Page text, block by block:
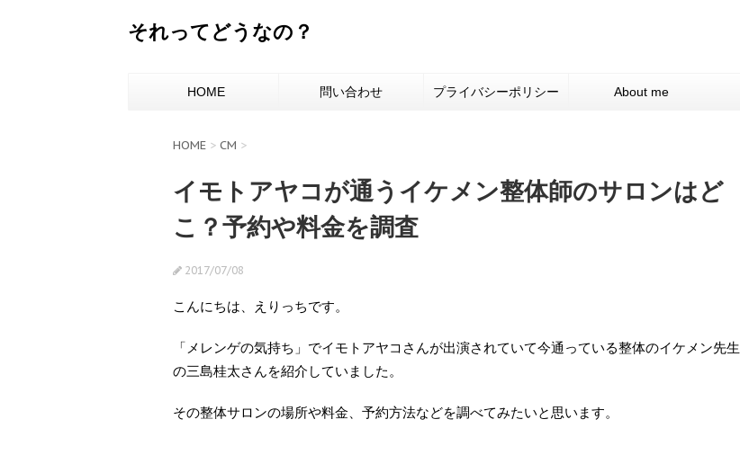
それってどうなの？
HOME 問い合わせ プライバシーポリシー About me
HOME > CM >
イモトアヤコが通うイケメン整体師のサロンはど
こ？予約や料金を調査
2017/07/08
こんにちは、えりっちです。
「メレンゲの気持ち」でイモトアヤコさんが出演されていて今通っている整体のイケメン先生
の三島桂太さんを紹介していました。
その整体サロンの場所や料金、予約方法などを調べてみたいと思います。